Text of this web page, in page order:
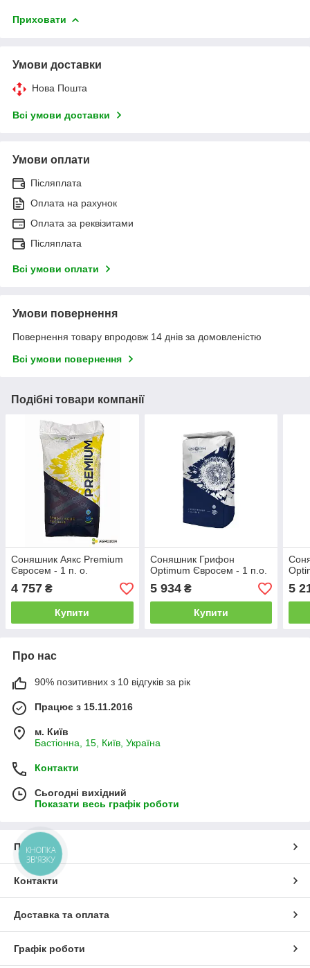
Приховати
Умови доставки
Нова Пошта
Всі умови доставки
Умови оплати
Післяплата
Оплата на рахунок
Оплата за реквізитами
Післяплата
Всі умови оплати
Умови повернення
Повернення товару впродовж 14 днів за домовленістю
Всі умови повернення
Подібні товари компанії
Соняшник Аякс Premium
Євросем - 1 п. о.
4 757 ₴
Купити
Соняшник Грифон
Оptimum Євросем - 1 п.о.
5 934₴
Купити
5
Про нас
90% позитивних з 10 відгуків за рік
Працює з 15.11.2016
м. Київ
Бастіонна, 15, Київ, Україна
Контакти
Сьогодні вихідний
Показати весь графік роботи
Про нас
Контакти
Доставка та оплата
Графік роботи
КНОПКА
ЗВ'ЯЗКУ